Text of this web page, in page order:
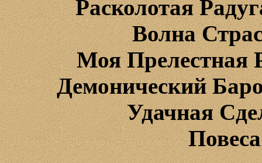
Расколотая
Волна
Моя Прелестная
Демонический
Удачная
Повеса